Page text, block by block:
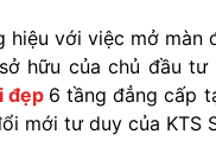
hiệu với việc mở màn
hữu của chủ đầu tư
đẹp 6 tầng đẳng cấp
mới tư duy của KTS